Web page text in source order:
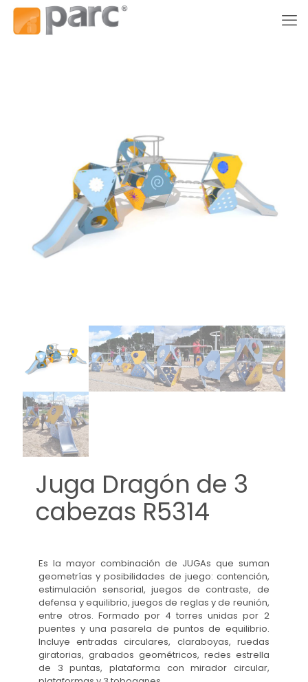
Juga Dragón de 3
cabezas R5314
Es la mayor combinación de JUGAs que suman
geometrías y posibilidades de juego: contención,
estimulación sensorial, juegos de contraste, de
defensa y equilibrio, juegos de reglas y de reunión,
entre otros. Formado por 4 torres unidas por 2
puentes y una pasarela de puntos de equilibrio.
Incluye entradas circulares, claraboyas, ruedas
giratorias, grabados geométricos, redes estrella
de 3 puntas, plataforma con mirador circular,